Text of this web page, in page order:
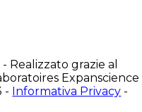
Realizzato grazie al
Expanscience
- Informativa Privacy -